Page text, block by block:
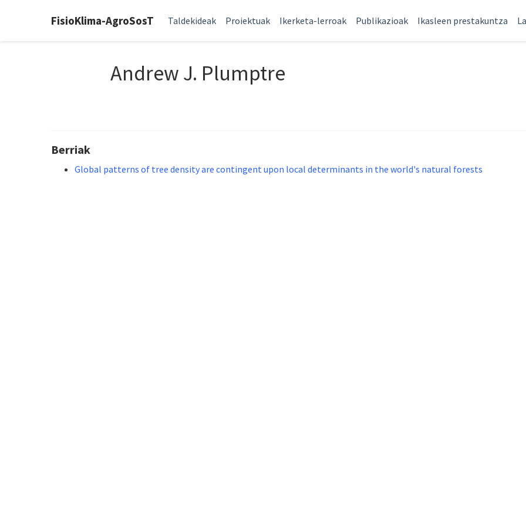
FisioKlima-AgroSosT Taldekideak Proiektuak Ikerketa-lerroak Publikazioak Ikasleen prestakuntza
Andrew J. Plumptre
Berriak
Global patterns of tree density are contingent upon local determinants in the world's natural forests